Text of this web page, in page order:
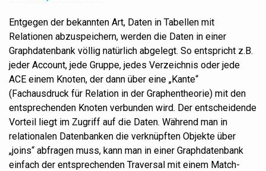
Entgegen der bekannten Art, Daten in Tabellen mit
Relationen abzuspeichern, werden die Daten in einer
Graphdatenbank völlig natürlich abgelegt. So entspricht z.B.
jeder Account, jede Gruppe, jedes Verzeichnis oder jede
ACE einem Knoten, der dann über eine „Kante“
(Fachausdruck für Relation in der Graphentheorie) mit den
entsprechenden Knoten verbunden wird. Der entscheidende
Vorteil liegt im Zugriff auf die Daten. Während man in
relationalen Datenbanken die verknüpften Objekte über
„joins“ abfragen muss, kann man in einer Graphdatenbank
einfach der entsprechenden Traversal mit einem Match-